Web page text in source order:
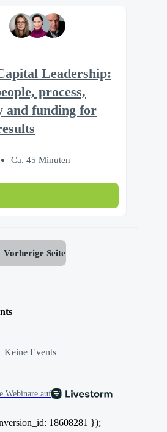
Leadership:
process,
and funding for
Ca. 45 Minuten
Vorherige Seite
Keine Events
Webinare auf
18608281 });